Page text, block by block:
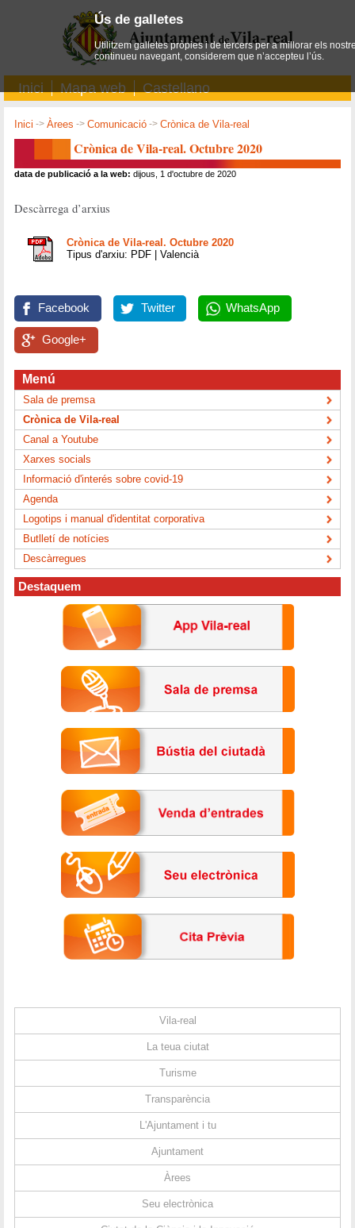
Inici Mapa web Castellano
Inici ->Àrees ->Comunicació ->Crònica de Vila-real
Crònica de Vila-real. Octubre 2020
data de publicació a la web: dijous, 1 d'octubre de 2020
Descàrrega d’arxius
Crònica de Vila-real. Octubre 2020
Tipus d'arxiu: PDF | Valencià
Facebook Twitter WhatsApp
Google+
Menú
Sala de premsa
Crònica de Vila-real
Canal a Youtube
Xarxes socials
Informació d'interés sobre covid-19
Agenda
Logotips i manual d'identitat corporativa
Butlletí de notícies
Descàrregues
Destaquem
Vila-real
La teua ciutat
Turisme
Transparència
L'Ajuntament i tu
Ajuntament
Àrees
Seu electrònica
Ús de galletes
Utilitzem galletes pròpies i de tercers per a millorar els
continueu navegant, considerem que n’accepteu l’ús.